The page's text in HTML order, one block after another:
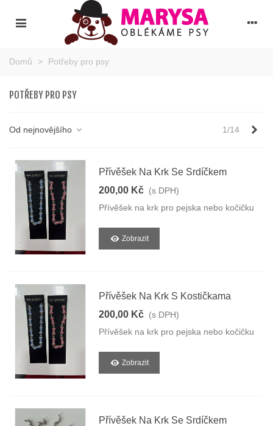
Domů > Potřeby pro psy
POTŘEBY PRO PSY
Od nejnovějšího 1/14
Přívěšek Na Krk Se Srdíčkem
200,00 Kč (s DPH)
Přívěšek na krk pro pejska nebo kočičku
Zobrazit
Přívěšek Na Krk S Kostičkama
200,00 Kč (s DPH)
Přívěšek na krk pro pejska nebo kočičku
Zobrazit
Přívěšek Na Krk Se Srdíčkem